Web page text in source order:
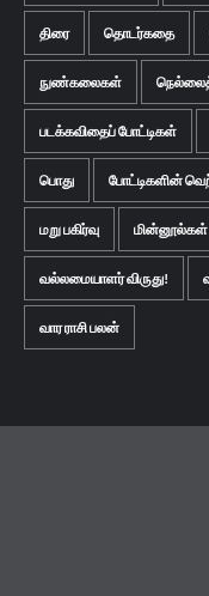
திரை தொடர்கதை
நுண்கலைகள் நெல்லைத்
படக்கவிதைப் போட்டிகள்
பொது போட்டிகளின்
மறு பகிர்வு மின்னூல்கள்
வல்லமையாளர் விருது!
வார ராசி பலன்